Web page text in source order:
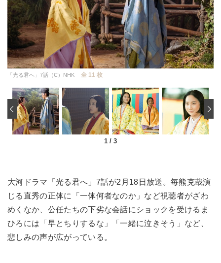
「光る君へ」7話（C）NHK 全 11 枚
1 / 3
‹
大河ドラマ「光る君へ」7話が2月18日放送。毎熊克哉演
じる直秀の正体に「一体何者なのか」など視聴者がざわ
めくなか、公任たちの下劣な会話にショックを受けるま
ひろには「早とちりするな」「一緒に泣きそう」など、
悲しみの声が広がっている。